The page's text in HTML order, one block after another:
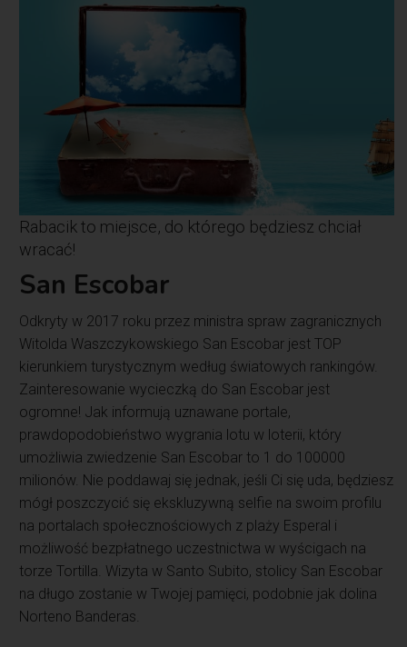
Rabacik to miejsce, do którego będziesz chciał
wracać!
San Escobar
Odkryty w 2017 roku przez ministra spraw zagranicznych
Witolda Waszczykowskiego San Escobar jest TOP
kierunkiem turystycznym według światowych rankingów.
Zainteresowanie wycieczką do San Escobar jest
ogromne! Jak informują uznawane portale,
prawdopodobieństwo wygrania lotu w loterii, który
umożliwia zwiedzenie San Escobar to 1 do 100000
milionów. Nie poddawaj się jednak, jeśli Ci się uda, będziesz
mógł poszczycić się ekskluzywną selfie na swoim profilu
na portalach społecznościowych z plaży Esperal i
możliwość bezpłatnego uczestnictwa w wyścigach na
torze Tortilla. Wizyta w Santo Subito, stolicy San Escobar
na długo zostanie w Twojej pamięci, podobnie jak dolina
Norteno Banderas.